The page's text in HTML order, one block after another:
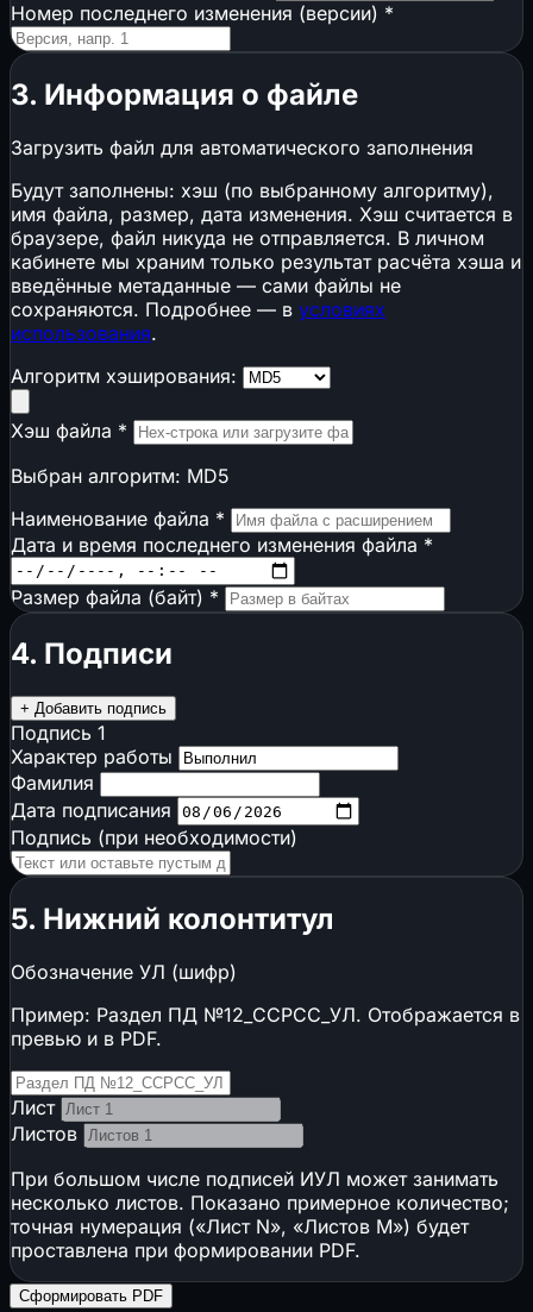
Номер последнего изменения (версии) *
3. Информация о файле
Загрузить файл для автоматического заполнения
Будут заполнены: хэш (по выбранному алгоритму),
имя файла, размер, дата изменения. Хэш считается в
браузере, файл никуда не отправляется. В личном
кабинете мы храним только результат расчёта хэша и
введённые метаданные — сами файлы не
сохраняются. Подробнее — в условиях
использования.
Алгоритм хэширования:
Хэш файла *
Выбран алгоритм: MD5
Наименование файла *
Дата и время последнего изменения файла *
Размер файла (байт) *
4. Подписи
+ Добавить подпись
Подпись 1
Характер работы
Фамилия
Дата подписания
Подпись (при необходимости)
5. Нижний колонтитул
Обозначение УЛ (шифр)
Пример: Раздел ПД №12_ССРСС_УЛ. Отображается в
превью и в PDF.
Лист
Листов
При большом числе подписей ИУЛ может занимать
несколько листов. Показано примерное количество;
точная нумерация («Лист N», «Листов M») будет
проставлена при формировании PDF.
Сформировать PDF